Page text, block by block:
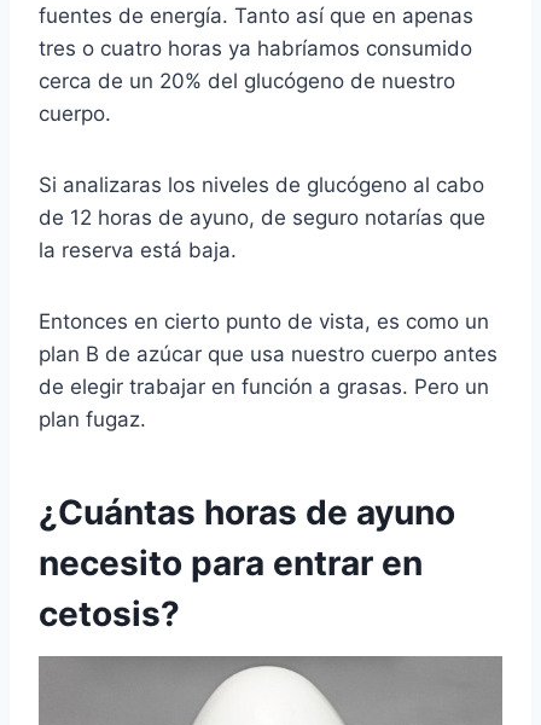
fuentes de energía. Tanto así que en apenas
tres o cuatro horas ya habríamos consumido
cerca de un 20% del glucógeno de nuestro
cuerpo.
Si analizaras los niveles de glucógeno al cabo
de 12 horas de ayuno, de seguro notarías que
la reserva está baja.
Entonces en cierto punto de vista, es como un
plan B de azúcar que usa nuestro cuerpo antes
de elegir trabajar en función a grasas. Pero un
plan fugaz.
¿Cuántas horas de ayuno
necesito para entrar en
cetosis?